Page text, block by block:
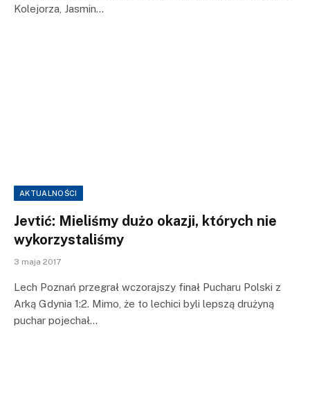
Kolejorza, Jasmin…
AKTUALNOŚCI
Jevtić: Mieliśmy dużo okazji, których nie
wykorzystaliśmy
3 maja 2017
Lech Poznań przegrał wczorajszy finał Pucharu Polski z
Arką Gdynia 1:2. Mimo, że to lechici byli lepszą drużyną
puchar pojechał…